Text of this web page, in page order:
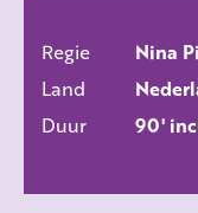
Regie
Nina
Land
Duur
90'